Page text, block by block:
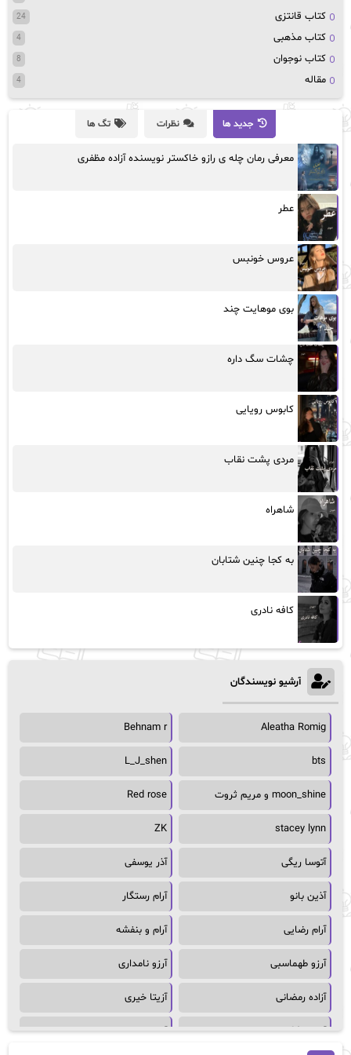
کتاب قانتزی 24
کتاب مذهبی 4
کتاب نوجوان 8
مقاله 4
جدید ها نظرات تگ ها
معرفی رمان چله ی رازو خاکستر نویسنده آزاده مظفری
عطر
عروس خونبس
بوی موهایت چند
چشات سگ داره
کابوس رویایی
مردی پشت نقاب
شاهراه
به کجا چنین شتابان
کافه نادری
آرشیو نویسندگان
Aleatha Romig
Behnam r
bts
L_J_shen
moon_shine و مریم ثروت Red rose
stacey lynn
ZK
آتوسا ریگی آذر یوسفی
آذین بانو آرام رستگار
آرام رضایی آرام و بنفشه
آرزو طهماسبی آرزو نامداری
آزاده رمضانی آزیتا خیری
آسمان64 آسمان۶۵